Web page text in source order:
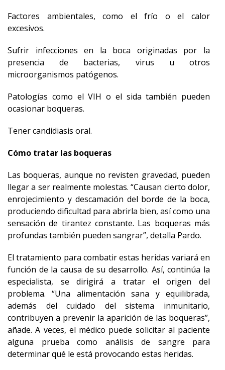
Factores ambientales, como el frío o el calor
excesivos.
Sufrir infecciones en la boca originadas por la
presencia de bacterias, virus u otros
microorganismos patógenos.
Patologías como el VIH o el sida también pueden
ocasionar boqueras.
Tener candidiasis oral.
Cómo tratar las boqueras
Las boqueras, aunque no revisten gravedad, pueden
llegar a ser realmente molestas. “Causan cierto dolor,
enrojecimiento y descamación del borde de la boca,
produciendo dificultad para abrirla bien, así como una
sensación de tirantez constante. Las boqueras más
profundas también pueden sangrar”, detalla Pardo.
El tratamiento para combatir estas heridas variará en
función de la causa de su desarrollo. Así, continúa la
especialista, se dirigirá a tratar el origen del
problema. “Una alimentación sana y equilibrada,
además del cuidado del sistema inmunitario,
contribuyen a prevenir la aparición de las boqueras”,
añade. A veces, el médico puede solicitar al paciente
alguna prueba como análisis de sangre para
determinar qué le está provocando estas heridas.